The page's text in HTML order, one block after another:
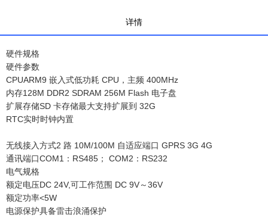
详情
硬件规格
硬件参数
CPUARM9 嵌入式低功耗 CPU，主频 400MHz
内存128M DDR2 SDRAM 256M Flash 电子盘
扩展存储SD 卡存储最大支持扩展到 32G
RTC实时时钟内置
无线接入方式2 路 10M/100M 自适应端口 GPRS 3G 4G
通讯端口COM1：RS485； COM2：RS232
电气规格
额定电压DC 24V,可工作范围 DC 9V～36V
额定功率<5W
电源保护具备雷击浪涌保护